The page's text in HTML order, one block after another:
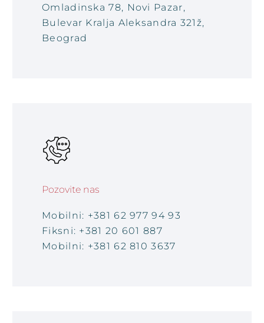
Omladinska 78, Novi Pazar,
Bulevar Kralja Aleksandra 321ž,
Beograd
Pozovite nas
Mobilni: +381 62 977 94 93
Fiksni: +381 20 601 887
Mobilni: +381 62 810 3637